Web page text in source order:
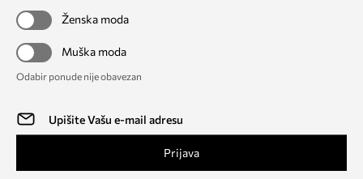
Ženska moda
Muška moda
Odabir ponude nije obavezan
Prijava